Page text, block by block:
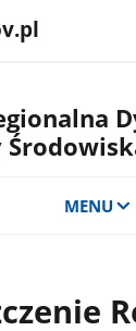
MENU